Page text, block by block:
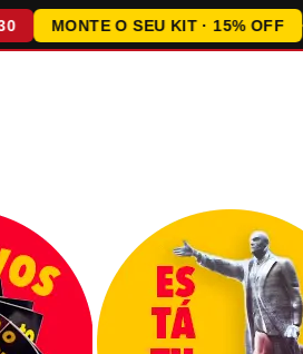
MONTE O SEU KIT · 15% OFF